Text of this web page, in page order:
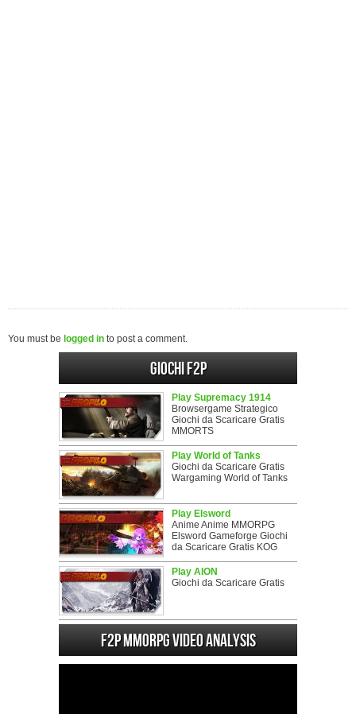
You must be logged in to post a comment.
Giochi F2P
Play Supremacy 1914
Browsergame Strategico
Giochi da Scaricare Gratis
MMORTS
Play World of Tanks
Giochi da Scaricare Gratis
Wargaming World of Tanks
Play Elsword
Anime Anime MMORPG
Elsword Gameforge Giochi
da Scaricare Gratis KOG
Play AION
Giochi da Scaricare Gratis
F2P MMORPG Video analysis